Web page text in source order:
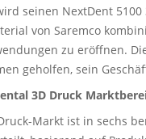
seinen NextDent
von Saremco
zu eröffnen.
geholfen, sein
3D Druck
Markt ist in sechs